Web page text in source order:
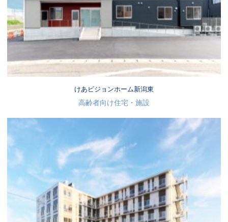
けあビジョンホーム新潟東
高齢者向け住宅・施設